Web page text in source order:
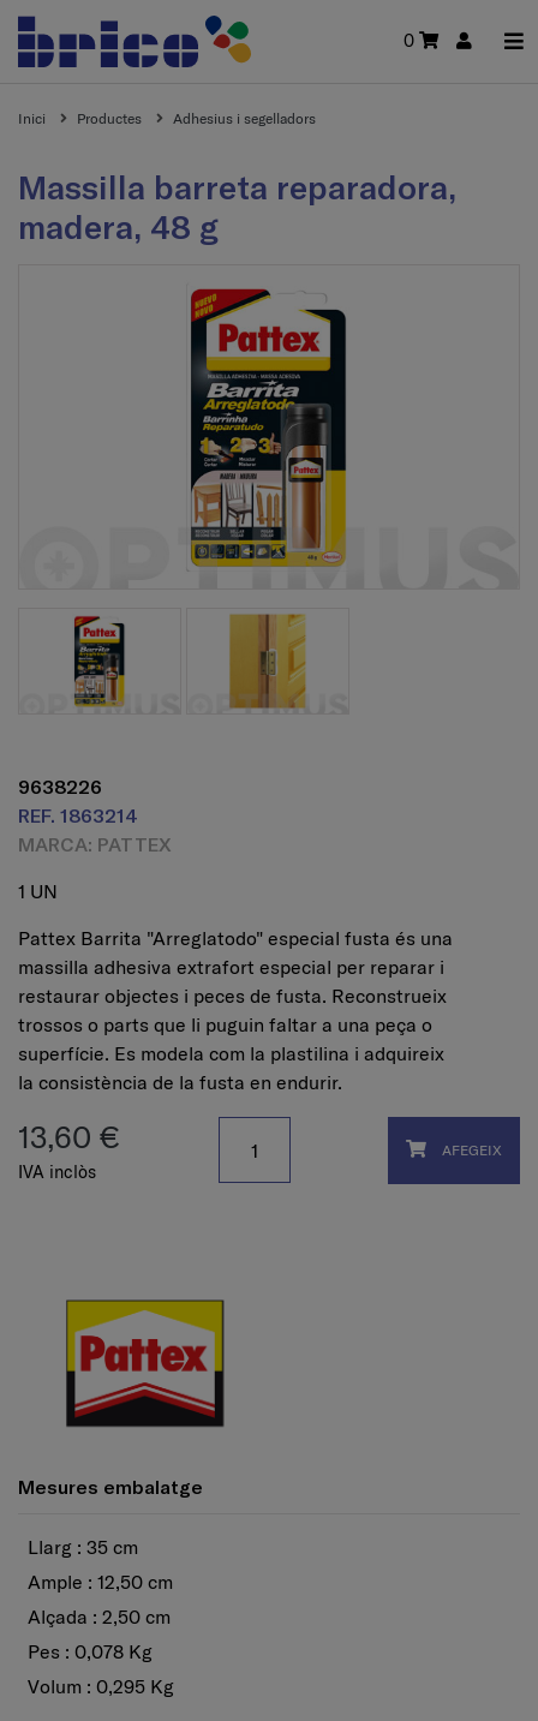
0
Inici Productes Adhesius i segelladors
Massilla barreta reparadora,
madera, 48 g
9638226
REF. 1863214
MARCA: PATTEX
1 UN
Pattex Barrita "Arreglatodo" especial fusta és una
massilla adhesiva extrafort especial per reparar i
restaurar objectes i peces de fusta. Reconstrueix
trossos o parts que li puguin faltar a una peça o
superfície. Es modela com la plastilina i adquireix
la consistència de la fusta en endurir.
13,60 €
IVA inclòs
AFEGEIX
Mesures embalatge
Llarg : 35 cm
Ample : 12,50 cm
Alçada : 2,50 cm
Pes : 0,078 Kg
Volum : 0,295 Kg